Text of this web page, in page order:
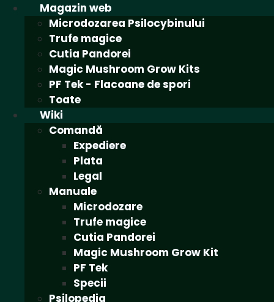
Magazin web
Microdozarea Psilocybinului
Trufe magice
Cutia Pandorei
Magic Mushroom Grow Kits
PF Tek - Flacoane de spori
Toate
Wiki
Comandă
Expediere
Plata
Legal
Manuale
Microdozare
Trufe magice
Cutia Pandorei
Magic Mushroom Grow Kit
PF Tek
Specii
Psilopedia